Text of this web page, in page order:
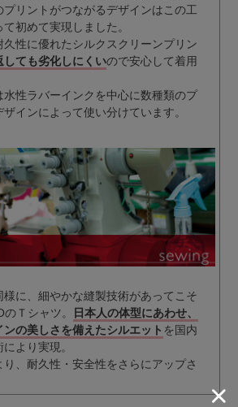
プリントがつながるデザインはこの工
初めて実現しました。
久性に優れたシルクスクリーンプリン
しても劣化しにくいので安心して着用
水性ラバーインクを中心に数種類のプ
インによって使い分けています。
様に、細やかな縫製技術があってこそ
Ｔシャツ。
日本人の体型にあわせ、
の美しさを備えたシルエット を国内
より実現。
、耐久性・安全性をさらにアップさ